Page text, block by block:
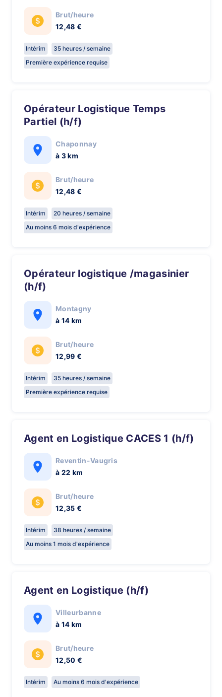
Brut/heure
12,48 €
Intérim
35 heures / semaine
Première expérience requise
Opérateur Logistique Temps
Partiel (h/f)
Chaponnay
à 3 km
Brut/heure
12,48 €
Intérim
20 heures / semaine
Au moins 6 mois d'expérience
Opérateur logistique /magasinier
(h/f)
Montagny
à 14 km
Brut/heure
12,99 €
Intérim
35 heures / semaine
Première expérience requise
Agent en Logistique CACES 1 (h/f)
Reventin-Vaugris
à 22 km
Brut/heure
12,35 €
Intérim
38 heures / semaine
Au moins 1 mois d'expérience
Agent en Logistique (h/f)
Villeurbanne
à 14 km
Brut/heure
12,50 €
Intérim Au moins 6 mois d'expérience